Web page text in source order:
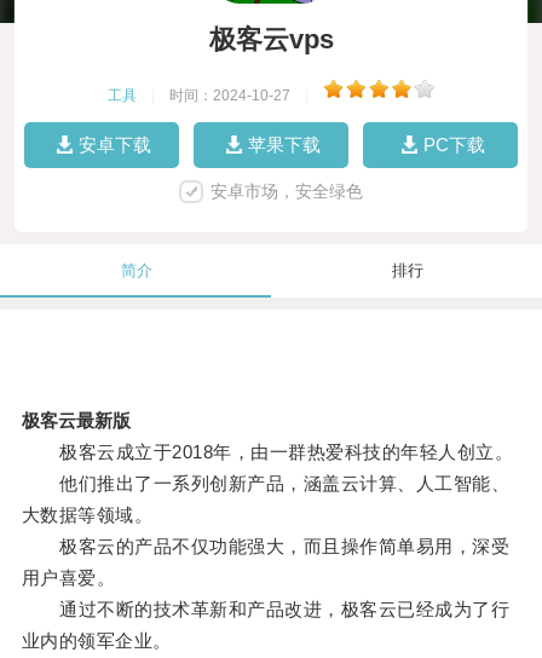
极客云vps
工具 时间：2024-10-27
安卓下载 苹果下载 PC下载
安卓市场，安全绿色
简介 排行
极客云最新版
极客云成立于2018年，由一群热爱科技的年轻人创立。
他们推出了一系列创新产品，涵盖云计算、人工智能、
大数据等领域。
极客云的产品不仅功能强大，而且操作简单易用，深受
用户喜爱。
通过不断的技术革新和产品改进，极客云已经成为了行
业内的领军企业。